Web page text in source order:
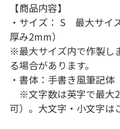
【商品内容】
・サイズ： S 最大サ
厚み2mm）
※最大サイズ内で作製し
る場合があります。
・書体：手書き風筆記体
※文字数は英字で最大
可）。大文字・小文字は